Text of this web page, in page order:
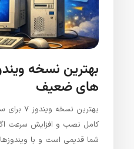
های ضعیف
بهترین
کامل نصب و افزایش سرعت